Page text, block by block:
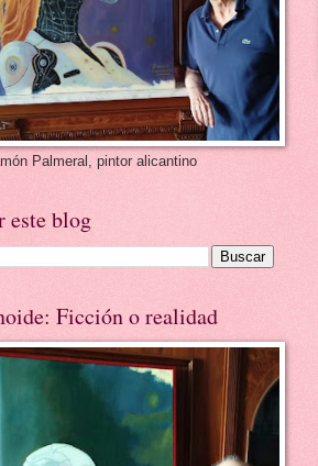
Palmeral, pintor alicantino
este blog
Ficción o realidad